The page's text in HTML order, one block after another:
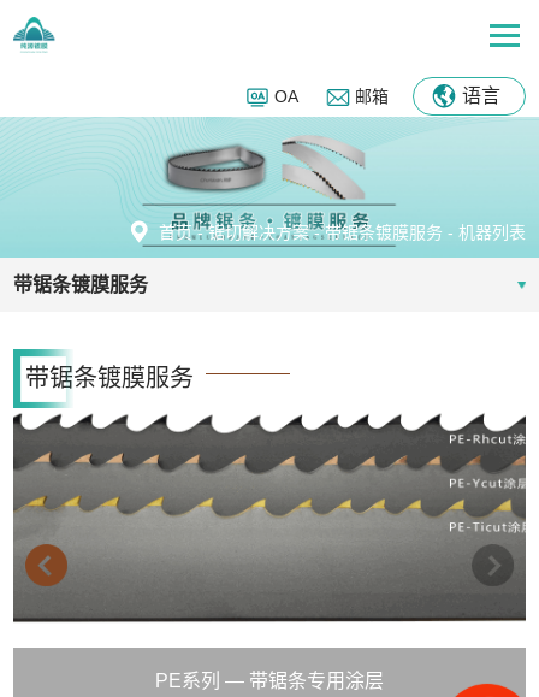
语言
OA 邮箱
首页-锯切解决方案-带锯条镀膜服务 - 机器列表
带锯条镀膜服务
带锯条镀膜服务
PE系列 — 带锯条专用涂层